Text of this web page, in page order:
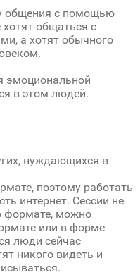
общения с помощью
общаться с
а хотят обычного
эмоциональной
в этом людей.
нуждающихся в
поэтому работать
интернет. Сессии не
формате, можно
или в форме
люди сейчас
никого видеть и